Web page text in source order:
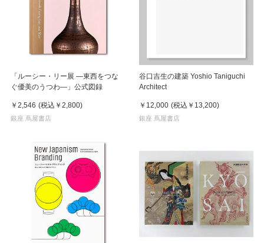
「ルーシー・リー展 ―東西をつな
ぐ優美のうつわ―」公式図録
￥2,546 (税込 ￥2,800)
銀座 蔦屋書店
谷口吉生の建築 Yoshio Taniguchi
Architect
￥12,000 (税込 ￥13,200)
銀座 蔦屋書店